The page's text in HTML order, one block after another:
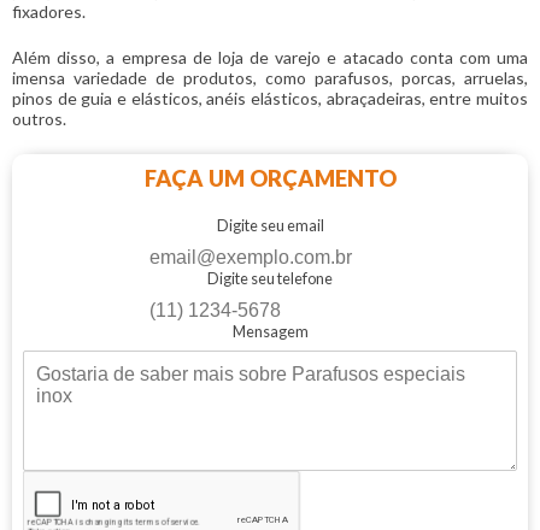
fixadores.
Além disso, a empresa de loja de varejo e atacado conta com uma
imensa variedade de produtos, como parafusos, porcas, arruelas,
pinos de guia e elásticos, anéis elásticos, abraçadeiras, entre muitos
outros.
FAÇA UM ORÇAMENTO
Digite seu email
Digite seu telefone
Mensagem